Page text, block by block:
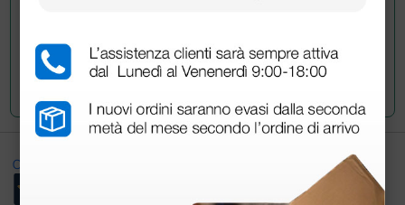
Invia la tua domanda
Ottimo